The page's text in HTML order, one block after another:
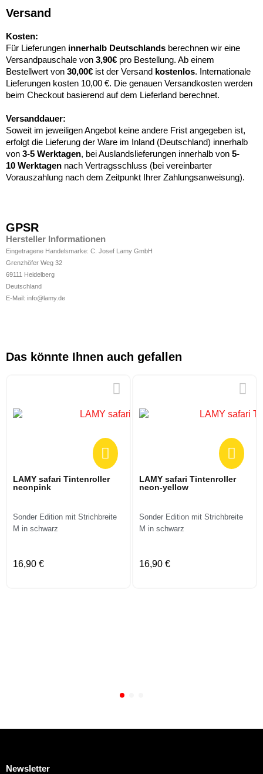
Versand
Kosten:
Für Lieferungen innerhalb Deutschlands berechnen wir eine
Versandpauschale von 3,90€ pro Bestellung. Ab einem
Bestellwert von 30,00€ ist der Versand kostenlos. Internationale
Lieferungen kosten 10,00 €. Die genauen Versandkosten werden
beim Checkout basierend auf dem Lieferland berechnet.
Versanddauer:
Soweit im jeweiligen Angebot keine andere Frist angegeben ist,
erfolgt die Lieferung der Ware im Inland (Deutschland) innerhalb
von 3-5 Werktagen, bei Auslandslieferungen innerhalb von 5-
10 Werktagen nach Vertragsschluss (bei vereinbarter
Vorauszahlung nach dem Zeitpunkt Ihrer Zahlungsanweisung).
GPSR
Hersteller Informationen
Eingetragene Handelsmarke: C. Josef Lamy GmbH
Grenzhöfer Weg 32
69111 Heidelberg
Deutschland
E-Mail: info@lamy.de
Das könnte Ihnen auch gefallen
LAMY safari Tintenroller
neonpink
Sonder Edition mit Strichbreite
M in schwarz
16,90 €
LAMY safari Tintenroller
neon-yellow
Sonder Edition mit Strichbreite
M in schwarz
16,90 €
Newsletter